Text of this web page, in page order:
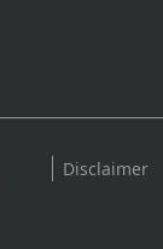
Disclaimer